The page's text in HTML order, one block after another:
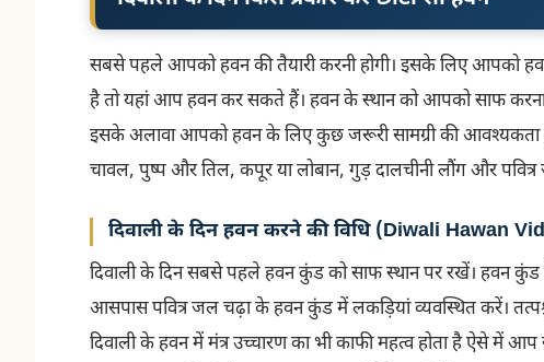
सबसे पहले आपको हवन की तैयारी करनी होगी। इसके लिए आपको
है तो यहां आप हवन कर सकते हैं। हवन के स्थान को आपको साफ
इसके अलावा आपको हवन के लिए कुछ जरूरी सामग्री की आवश्यकता
चावल, पुष्प और तिल, कपूर या लोबान, गुड़ दालचीनी लौंग और
दिवाली के दिन हवन करने की विधि (Diwali Hawan
दिवाली के दिन सबसे पहले हवन कुंड को साफ स्थान पर रखें। हवन कुंड
आसपास पवित्र जल चढ़ा के हवन कुंड में लकड़ियां व्यवस्थित करें।
दिवाली के हवन में मंत्र उच्चारण का भी काफी महत्व होता है ऐसे